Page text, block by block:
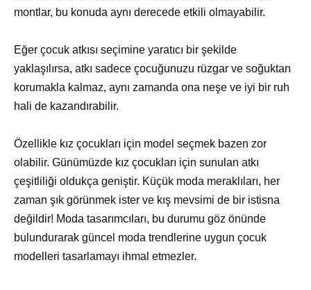
montlar, bu konuda aynı derecede etkili olmayabilir.
Eğer çocuk atkısı seçimine yaratıcı bir şekilde
yaklaşılırsa, atkı sadece çocuğunuzu rüzgar ve soğuktan
korumakla kalmaz, aynı zamanda ona neşe ve iyi bir ruh
hali de kazandırabilir.
Özellikle kız çocukları için model seçmek bazen zor
olabilir. Günümüzde kız çocukları için sunulan atkı
çeşitliliği oldukça geniştir. Küçük moda meraklıları, her
zaman şık görünmek ister ve kış mevsimi de bir istisna
değildir! Moda tasarımcıları, bu durumu göz önünde
bulundurarak güncel moda trendlerine uygun çocuk
modelleri tasarlamayı ihmal etmezler.